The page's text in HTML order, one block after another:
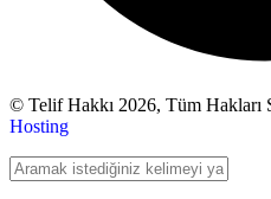
© Telif Hakkı 2026, Tüm Hakları
Hosting